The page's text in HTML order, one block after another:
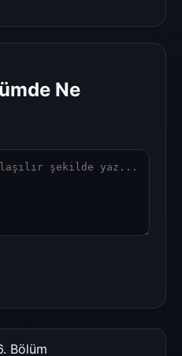
Ne
Bölüm